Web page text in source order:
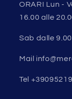
ORARI Lun -
16.00 alle
Sab dalle
Mail
Tel